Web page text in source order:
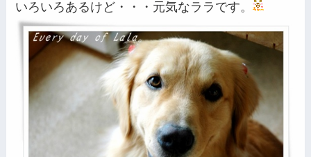
いろいろあるけど・・・元気なララです。